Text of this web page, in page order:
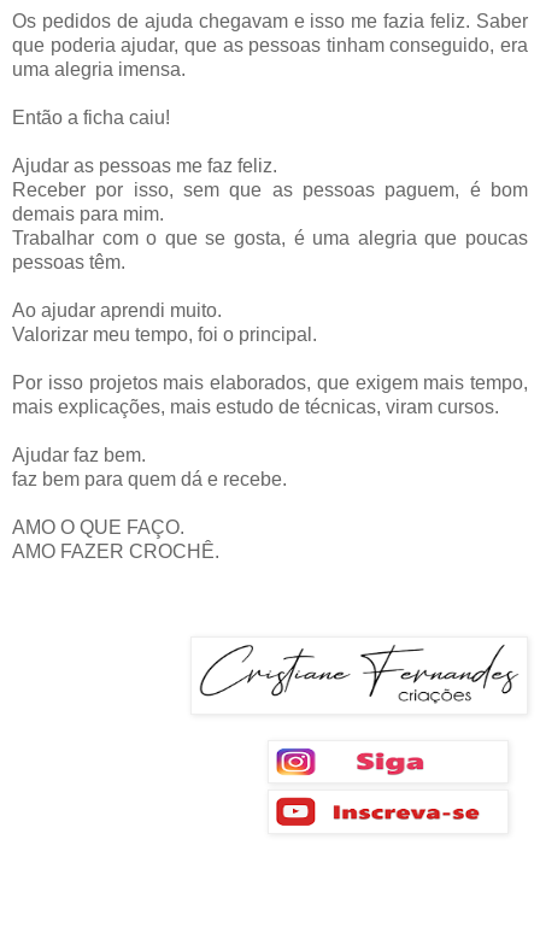
Os pedidos de ajuda chegavam e isso me fazia feliz. Saber
que poderia ajudar, que as pessoas tinham conseguido, era
uma alegria imensa.
Então a ficha caiu!
Ajudar as pessoas me faz feliz.
Receber por isso, sem que as pessoas paguem, é bom
demais para mim.
Trabalhar com o que se gosta, é uma alegria que poucas
pessoas têm.
Ao ajudar aprendi muito.
Valorizar meu tempo, foi o principal.
Por isso projetos mais elaborados, que exigem mais tempo,
mais explicações, mais estudo de técnicas, viram cursos.
Ajudar faz bem.
faz bem para quem dá e recebe.
AMO O QUE FAÇO.
AMO FAZER CROCHÊ.